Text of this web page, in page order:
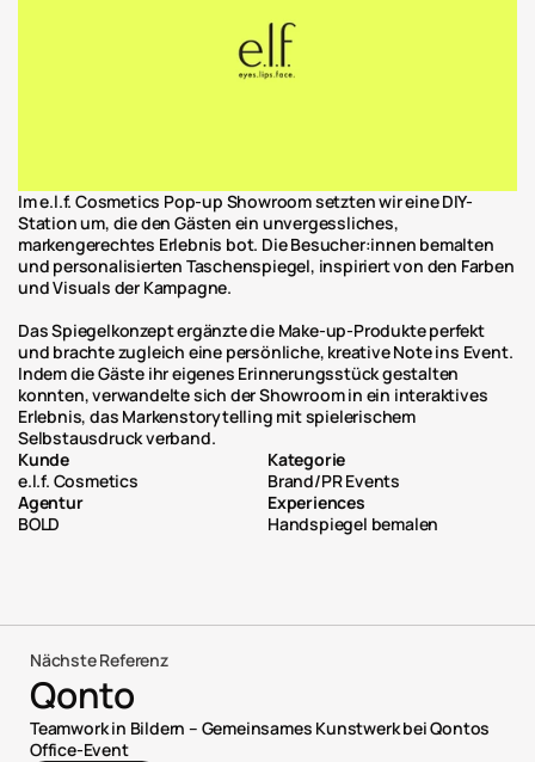
Im e.l.f. Cosmetics Pop-up Showroom setzten wir eine DIY-
Station um, die den Gästen ein unvergessliches,
markengerechtes Erlebnis bot. Die Besucher:innen bemalten
und personalisierten Taschen­spiegel, inspiriert von den Farben
und Visuals der Kampagne.
Das Spiegelkonzept ergänzte die Make-up-Produkte perfekt
und brachte zugleich eine persönliche, kreative Note ins Event.
Indem die Gäste ihr eigenes Erinnerungsstück gestalten
konnten, verwandelte sich der Showroom in ein interaktives
Erlebnis, das Marken­storytelling mit spielerischem
Selbstausdruck verband.
Kunde
e.l.f. Cosmetics
Kategorie
Brand/PR Events
Agentur
BOLD
Experiences
Handspiegel bemalen
Nächste Referenz
Qonto
Teamwork in Bildern – Gemeinsames Kunstwerk bei Qontos
Office-Event